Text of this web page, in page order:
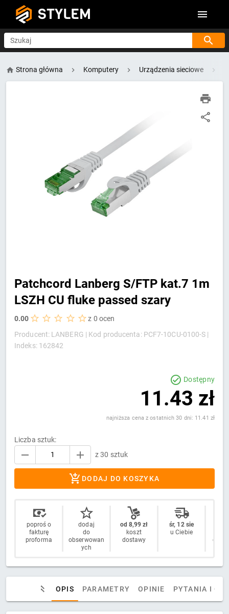
STYLEM
Szukaj
Strona główna Komputery Urządzenia sieciowe
Patchcord Lanberg S/FTP kat.7 1m
LSZH CU fluke passed szary
0.00
z 0 ocen
Producent: LANBERG | Kod producenta: PCF7-10CU-0100-S |
Indeks: 162842
Dostępny
11.43 zł
najniższa cena z ostatnich 30 dni: 11.41 zł
Liczba sztuk:
z 30 sztuk
DODAJ DO KOSZYKA
poproś o
fakturę
proforma
dodaj
do
obserwowan
ych
od 8,99 zł
koszt
dostawy
śr, 12 sie
u Ciebie
OPIS PARAMETRY OPINIE PYTANIA I